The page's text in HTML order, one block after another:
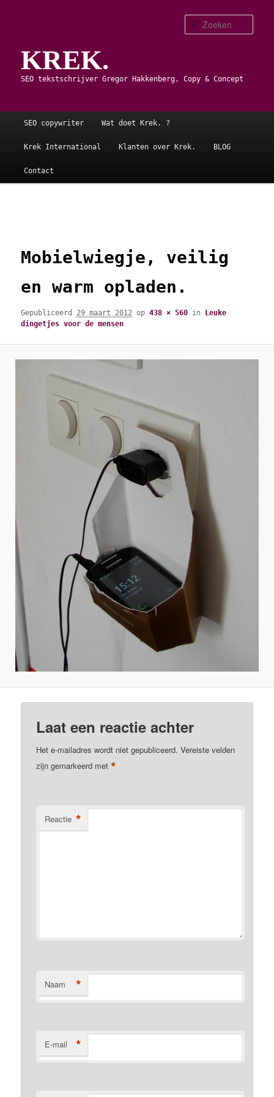
primaire
inhoudKREK.
SEO tekstschrijver Gregor Hakkenberg, Copy & Concept
Hoofdmenu
SEO copywriter Wat doet Krek. ?
Krek International Klanten over Krek. BLOG
Contact
Mobielwiegje, veilig
en warm opladen.
Gepubliceerd 29 maart 2012 op438 × 560 in Leuke
dingetjes voor de mensen
Laat een reactie achter
Het e-mailadres wordt niet gepubliceerd. Vereiste velden
zijn gemarkeerd met*
Reactie *
Naam *
E-mail *